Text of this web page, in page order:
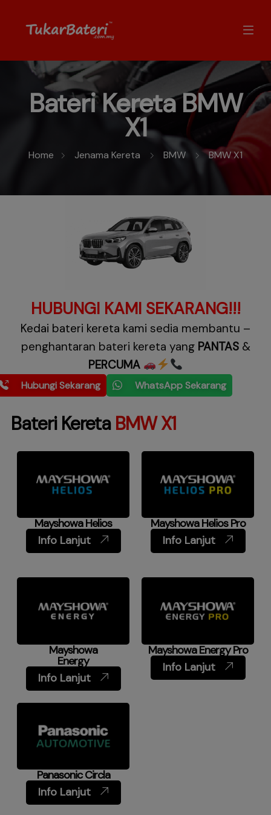
Bateri Kereta BMW
X1
Home Jenama Kereta BMW BMW X1
HUBUNGI KAMI SEKARANG!!!
Kedai bateri kereta kami sedia membantu –
penghantaran bateri kereta yang PANTAS&
PERCUMA
Hubungi Sekarang WhatsApp Sekarang
Bateri Kereta BMW X1
Mayshowa Helios
Info Lanjut
Mayshowa Helios Pro
Info Lanjut
Mayshowa
Energy
Info Lanjut
Mayshowa Energy Pro
Info Lanjut
Panasonic Circla
Info Lanjut